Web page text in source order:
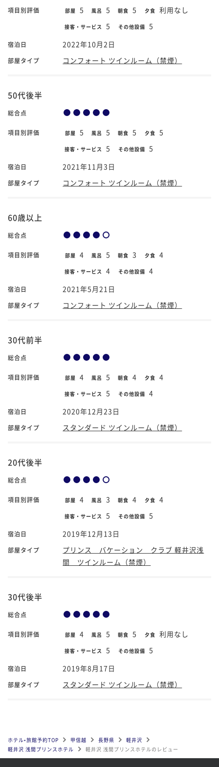
項目別評価 部屋 5 風呂 5 朝食 5 夕食 利用なし
接客・サービス 5 その他設備 5
宿泊日 2022年10月2日
部屋タイプ コンフォート ツインルーム（禁煙）
50代後半
総合点
項目別評価 部屋 5 風呂 5 朝食 5 夕食 5
接客・サービス 5 その他設備 5
宿泊日 2021年11月3日
部屋タイプ コンフォート ツインルーム（禁煙）
60歳以上
総合点
項目別評価 部屋 4 風呂 5 朝食 3 夕食 4
接客・サービス 4 その他設備 4
宿泊日 2021年5月21日
部屋タイプ コンフォート ツインルーム（禁煙）
30代前半
総合点
項目別評価 部屋 4 風呂 5 朝食 4 夕食 4
接客・サービス 5 その他設備 4
宿泊日 2020年12月23日
部屋タイプ スタンダード ツインルーム（禁煙）
20代後半
総合点
項目別評価 部屋 4 風呂 3 朝食 4 夕食 4
接客・サービス 5 その他設備 5
宿泊日 2019年12月13日
部屋タイプ
プリンス バケーション クラブ 軽井沢浅
間 ツインルーム（禁煙）
30代後半
総合点
項目別評価 部屋 4 風呂 5 朝食 5 夕食 利用なし
接客・サービス 5 その他設備 5
宿泊日 2019年8月17日
部屋タイプ スタンダード ツインルーム（禁煙）
ホテル•旅館予約TOP 甲信越 長野県
軽井沢
軽井沢 浅間プリンスホテル
軽井沢 浅間プリンスホテルのレビュー